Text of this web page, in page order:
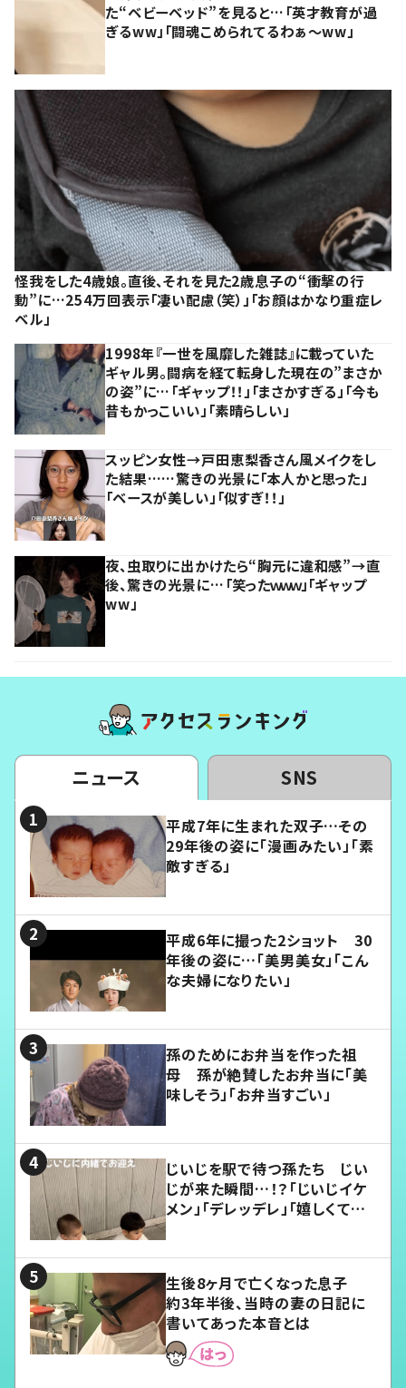
た“ベビーベッド”を見ると…「英才教育が過
ぎるww」「闘魂こめられてるわぁ～ww」
怪我をした4歳娘。直後、それを見た2歳息子の“衝撃の行
動”に…254万回表示「凄い配慮（笑）」「お顔はかなり重症レ
ベル」
1998年『一世を風靡した雑誌』に載っていた
ギャル男。闘病を経て転身した現在の”まさか
の姿”に…「ギャップ！！」「まさかすぎる」「今も
昔もかっこいい」「素晴らしい」
スッピン女性→戸田恵梨香さん風メイクをし
た結果……驚きの光景に「本人かと思った」
「ベースが美しい」「似すぎ！！」
夜、虫取りに出かけたら“胸元に違和感”→直
後、驚きの光景に…「笑ったｗｗｗ」「ギャップ
ww」
ニュース SNS
平成7年に生まれた双子…その
29年後の姿に「漫画みたい」「素
敵すぎる」
平成6年に撮った2ショット 30
年後の姿に…「美男美女」「こん
な夫婦になりたい」
孫のためにお弁当を作った祖
母 孫が絶賛したお弁当に「美
味しそう」「お弁当すごい」
じいじを駅で待つ孫たち じい
じが来た瞬間…！？「じいじイケ
メン」「デレッデレ」「嬉しくて可
生後8ヶ月で亡くなった息子
約3年半後、当時の妻の日記に
書いてあった本音とは